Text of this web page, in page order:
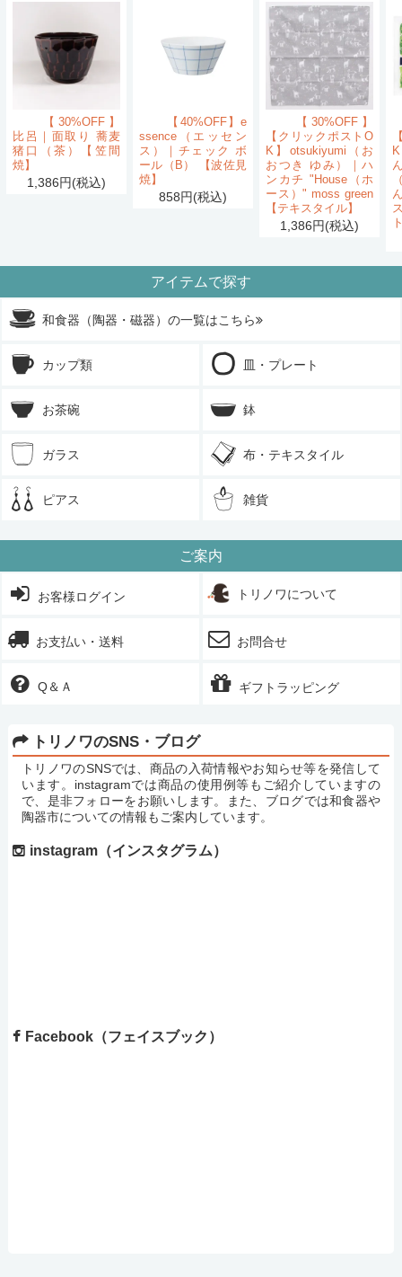
【30%OFF】
比呂｜面取り 蕎麦
猪口（茶）【笠間
焼】
1,386円(税込)
【40%OFF】e
ssence（エッセン
ス）｜チェック ボ
ール（B） 【波佐見
焼】
858円(税込)
【30%OFF】
【クリックポストO
K】otsukiyumi（お
おつき ゆみ）｜ハ
ンカチ "House（ホ
ース）" moss green
【テキスタイル】
1,386円(税込)
アイテムで探す
和食器（陶器・磁器）の一覧はこちら
カップ類 皿・プレート
お茶碗 鉢
ガラス 布・テキスタイル
ピアス 雑貨
ご案内
お客様ログイン トリノワについて
お支払い・送料 お問合せ
Q＆Ａ ギフトラッピング
トリノワのSNS・ブログ
トリノワのSNSでは、商品の入荷情報やお知らせ等を発信して
います。instagramでは商品の使用例等もご紹介していますの
で、是非フォローをお願いします。また、ブログでは和食器や
陶器市についての情報もご案内しています。
instagram（インスタグラム）
Facebook（フェイスブック）